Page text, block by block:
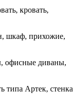
кровать,
шкаф, прихожие,
офисные диваны,
типа Артек, стенка